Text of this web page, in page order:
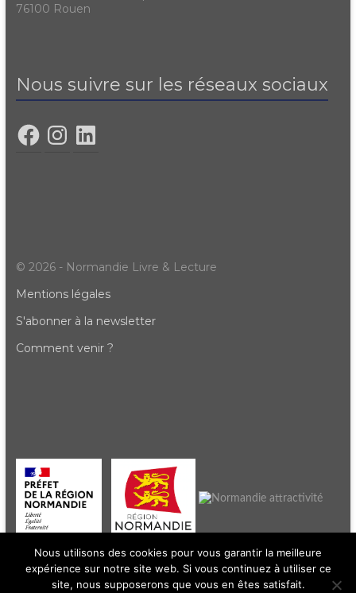
76100 Rouen
Nous suivre sur les réseaux sociaux
© 2026 - Normandie Livre & Lecture
Mentions légales
S'abonner à la newsletter
Comment venir ?
Nous utilisons des cookies pour vous garantir la meilleure
expérience sur notre site web. Si vous continuez à utiliser ce
site, nous supposerons que vous en êtes satisfait.